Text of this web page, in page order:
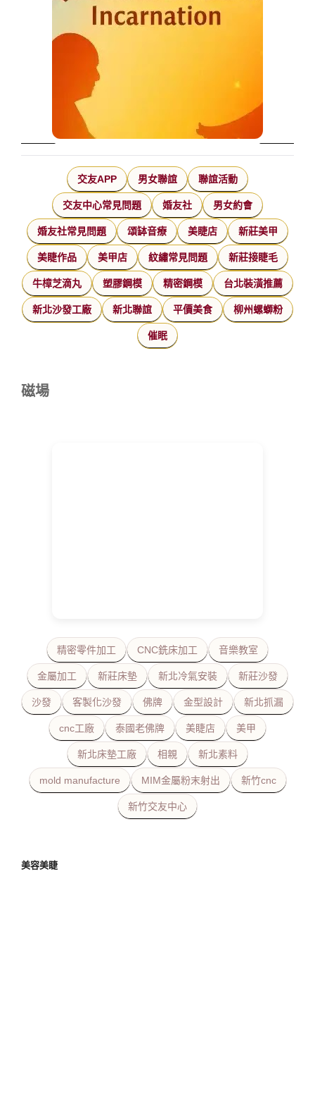
交友APP 男女聯誼 聯誼活動
交友中心常見問題 婚友社 男女約會
婚友社常見問題 頌缽音療 美睫店 新莊美甲
美睫作品 美甲店 紋繡常見問題 新莊接睫毛
牛樟芝滴丸 塑膠鋼模 精密鋼模 台北裝潢推薦
新北沙發工廠 新北聯誼 平價美食 柳州螺螄粉
催眠
磁場
精密零件加工 CNC銑床加工 音樂教室
金屬加工 新莊床墊 新北冷氣安裝 新莊沙發
沙發 客製化沙發 佛牌 金型設計 新北抓漏
cnc工廠 泰國老佛牌 美睫店 美甲
新北床墊工廠 相親 新北素料
mold manufacture MIM金屬粉末射出 新竹cnc
新竹交友中心
美容美睫